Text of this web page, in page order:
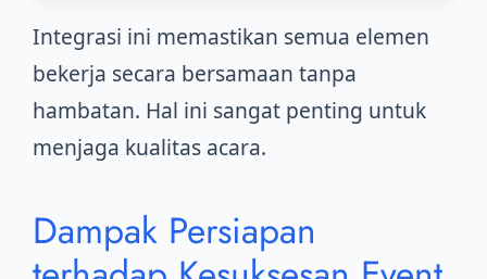
Integrasi ini memastikan semua elemen
bekerja secara bersamaan tanpa
hambatan. Hal ini sangat penting untuk
menjaga kualitas acara.
Dampak Persiapan